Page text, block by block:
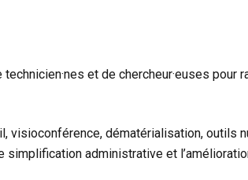
et de chercheur·euses
visioconférence, dématérialisation, outils
administrative et